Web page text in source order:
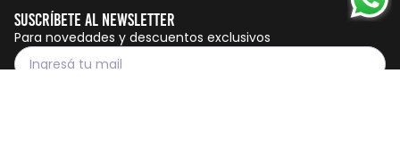
Suscríbete al Newsletter
Para novedades y descuentos exclusivos